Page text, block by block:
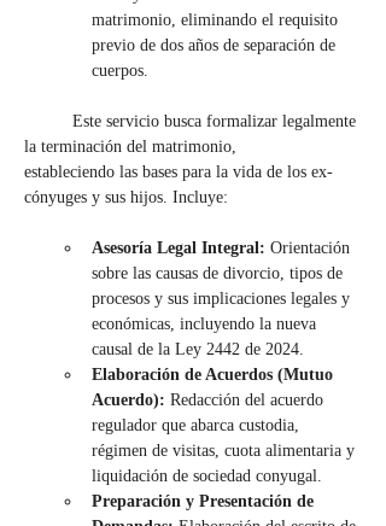
matrimonio, eliminando el requisito
previo de dos años de separación de
cuerpos.
la terminación del matrimonio,
estableciendo las bases para la vida de los ex-
cónyuges y sus hijos. Incluye:
Asesoría Legal Integral: Orientación
sobre las causas de divorcio, tipos de
procesos y sus implicaciones legales y
económicas, incluyendo la nueva
causal de la Ley 2442 de 2024.
Elaboración de Acuerdos (Mutuo
Acuerdo): Redacción del acuerdo
regulador que abarca custodia,
régimen de visitas, cuota alimentaria y
liquidación de sociedad conyugal.
Preparación y Presentación de